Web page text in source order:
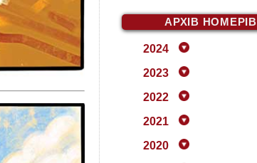
АРХІВ НОМЕРІВ
2024
2023
2022
2021
2020